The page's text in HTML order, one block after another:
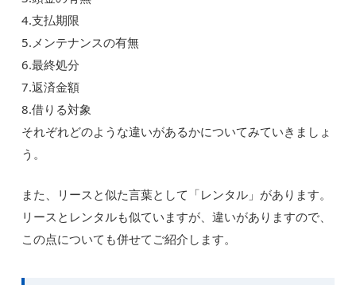
4.支払期限
5.メンテナンスの有無
6.最終処分
7.返済金額
8.借りる対象
それぞれどのような違いがあるかについてみていきましょ
う。
また、リースと似た言葉として「レンタル」があります。
リースとレンタルも似ていますが、違いがありますので、
この点についても併せてご紹介します。